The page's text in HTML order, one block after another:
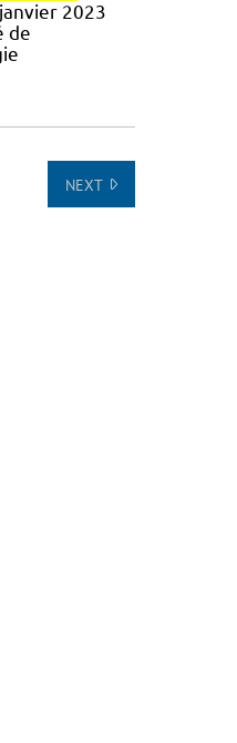
2023
de
NEXT